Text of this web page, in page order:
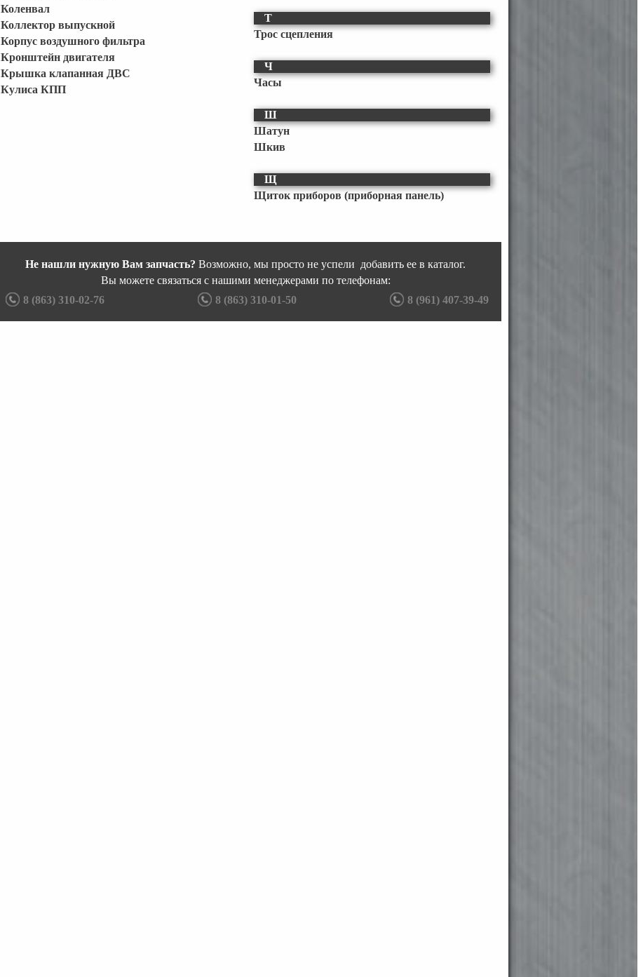
Коленвал
Коллектор выпускной
Корпус воздушного фильтра
Кронштейн двигателя
Крышка клапанная ДВС
Кулиса КПП
Т
Трос сцепления
Ч
Часы
Ш
Шатун
Шкив
Щ
Щиток приборов (приборная панель)
Не нашли нужную Вам запчасть? Возможно, мы просто не успели добавить ее в каталог.
Вы можете связаться с нашими менеджерами по телефонам:
8 (863) 310-02-76
8 (863) 310-01-50 8 (961) 407-39-49